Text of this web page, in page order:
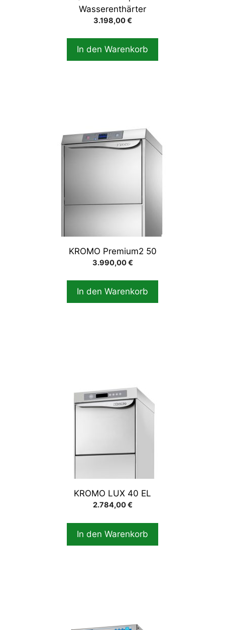
Wasserenthärter
3.198,00€
In den Warenkorb
KROMO Premium2 50
3.990,00€
In den Warenkorb
KROMO LUX 40 EL
2.784,00€
In den Warenkorb